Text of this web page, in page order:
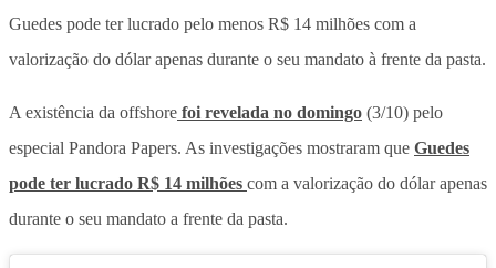
Guedes pode ter lucrado pelo menos R$ 14 milhões com a
valorização do dólar apenas durante o seu mandato à frente da pasta.
A existência da offshore foi revelada no domingo (3/10) pelo
especial Pandora Papers. As investigações mostraram que Guedes
pode ter lucrado R$ 14 milhões com a valorização do dólar apenas
durante o seu mandato a frente da pasta.